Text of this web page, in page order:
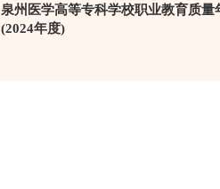
泉州医学高等专科学校职业教育质量
(2024年度)